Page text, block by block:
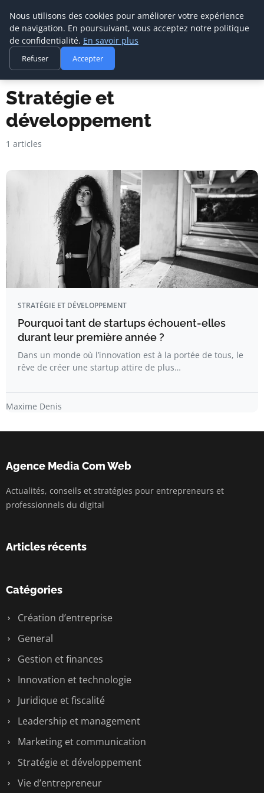
Agence Media Com
Communication digitale & stratégie web
Accueil Stratégie et développement
Stratégie et
développement
1 articles
STRATÉGIE ET DÉVELOPPEMENT
Pourquoi tant de startups échouent-elles
durant leur première année ?
Dans un monde où l’innovation est à la portée de tous, le
rêve de créer une startup attire de plus…
Maxime Denis
Agence Media Com Web
Actualités, conseils et stratégies pour entrepreneurs et
professionnels du digital
Articles récents
Catégories
Création d’entreprise
General
Gestion et finances
Innovation et technologie
Juridique et fiscalité
Leadership et management
Marketing et communication
Stratégie et développement
Vie d’entrepreneur
Nous utilisons des cookies pour améliorer votre expérience
de navigation. En poursuivant, vous acceptez notre politique
de confidentialité. En savoir plus
Refuser Accepter